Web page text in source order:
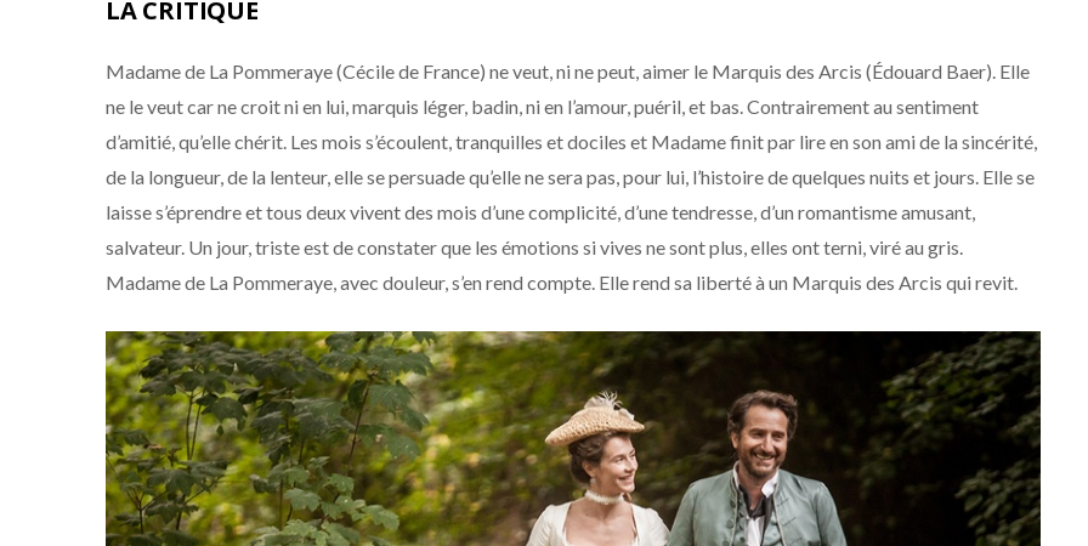
LA CRITIQUE
Madame de La Pommeraye (Cécile de France) ne veut, ni ne peut, aimer le Marquis des Arcis (Édouard Baer). Elle
ne le veut car ne croit ni en lui, marquis léger, badin, ni en l’amour, puéril, et bas. Contrairement au sentiment
d’amitié, qu’elle chérit. Les mois s’écoulent, tranquilles et dociles et Madame finit par lire en son ami de la sincérité,
de la longueur, de la lenteur, elle se persuade qu’elle ne sera pas, pour lui, l’histoire de quelques nuits et jours. Elle se
laisse s’éprendre et tous deux vivent des mois d’une complicité, d’une tendresse, d’un romantisme amusant,
salvateur. Un jour, triste est de constater que les émotions si vives ne sont plus, elles ont terni, viré au gris.
Madame de La Pommeraye, avec douleur, s’en rend compte. Elle rend sa liberté à un Marquis des Arcis qui revit.